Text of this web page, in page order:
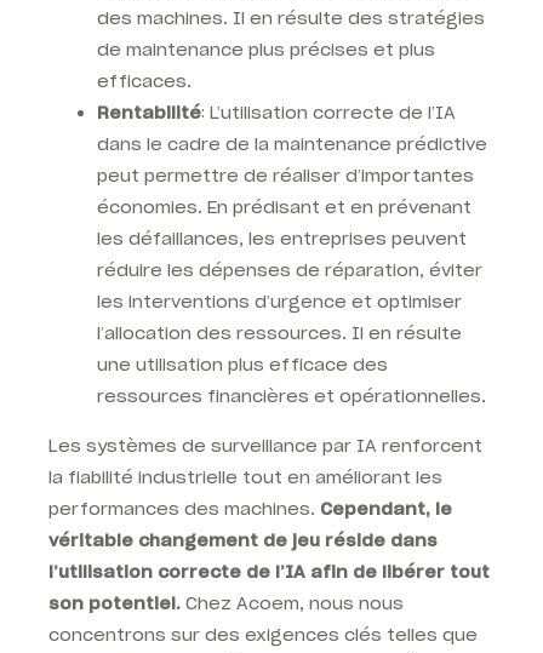
des machines. Il en résulte des stratégies
de maintenance plus précises et plus
efficaces.
Rentabilité: L’utilisation correcte de l’IA
dans le cadre de la maintenance prédictive
peut permettre de réaliser d’importantes
économies. En prédisant et en prévenant
les défaillances, les entreprises peuvent
réduire les dépenses de réparation, éviter
les interventions d’urgence et optimiser
l’allocation des ressources. Il en résulte
une utilisation plus efficace des
ressources financières et opérationnelles.
Les systèmes de surveillance par IA renforcent
la fiabilité industrielle tout en améliorant les
performances des machines. Cependant, le
véritable changement de jeu réside dans
l’utilisation correcte de l’IA afin de libérer tout
son potentiel. Chez Acoem, nous nous
concentrons sur des exigences clés telles que